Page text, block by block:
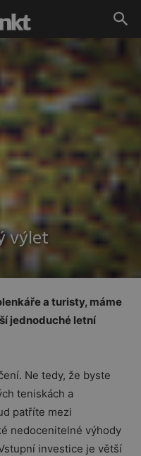
výlet
a turisty, máme
jednoduché letní
Ne tedy, že byste
teniskách a
patříte mezi
nedocenitelné výhody
investice je větší